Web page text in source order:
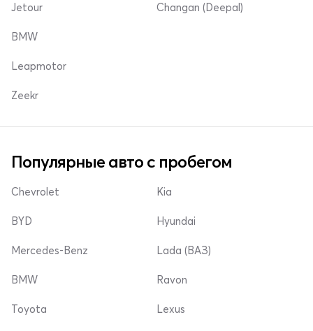
Jetour Changan (Deepal)
BMW
Leapmotor
Zeekr
Популярные авто с пробегом
Chevrolet
BYD
Mercedes-Benz
Kia
Hyundai
Lada (ВАЗ)
BMW
Toyota
Ravon
Lexus